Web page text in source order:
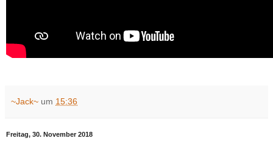
~Jack~ um 15:36
Freitag, 30. November 2018